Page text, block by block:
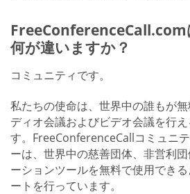
FreeConferenceCall.com
何が違いますか？
コミュニティです。
私たちの使命は、世界中の誰もが
ディオ会議およびビデオ会議を行
す。FreeConferenceCallコミュニ
ーは、世界中の慈善団体、非営利
ーションツールを無料で使用でき
ートを行っています。